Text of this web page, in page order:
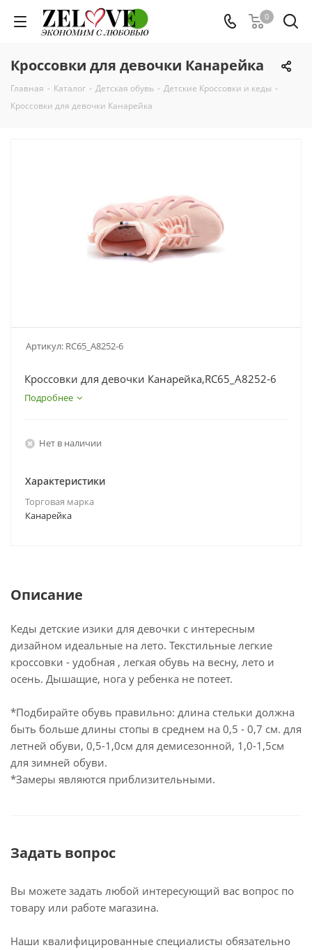
0
Кроссовки для девочки Канарейка
Главная - Каталог - Детская обувь - Детские Кроссовки и кеды -
Кроссовки для девочки Канарейка
Артикул: RC65_A8252-6
Кроссовки для девочки Канарейка,RC65_A8252-6
Подробнее
Нет в наличии
Характеристики
Торговая марка
Канарейка
Описание
Кеды детские изики для девочки с интересным
дизайном идеальные на лето. Текстильные легкие
кроссовки - удобная , легкая обувь на весну, лето и
осень. Дышащие, нога у ребенка не потеет.
*Подбирайте обувь правильно: длина стельки должна
быть больше длины стопы в среднем на 0,5 - 0,7 см. для
летней обуви, 0,5-1,0см для демисезонной, 1,0-1,5см
для зимней обуви.
*Замеры являются приблизительными.
Задать вопрос
Вы можете задать любой интересующий вас вопрос по
товару или работе магазина.
Наши квалифицированные специалисты обязательно